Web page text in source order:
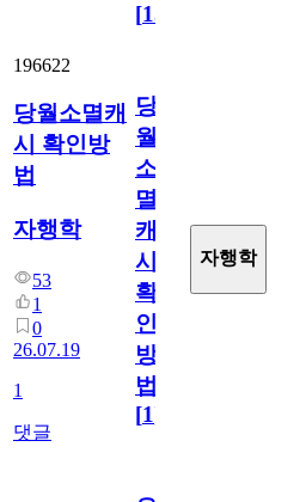
[15
196622
당월소멸캐
시 확인방
법
자행학
53
1
0
26.07.19
1
댓글
당
월
소
멸
캐
시
확
인
방
법
[1]
자행학